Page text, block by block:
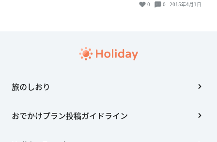
0 0 2015年4月1日
旅のしおり
おでかけプラン投稿ガイドライン